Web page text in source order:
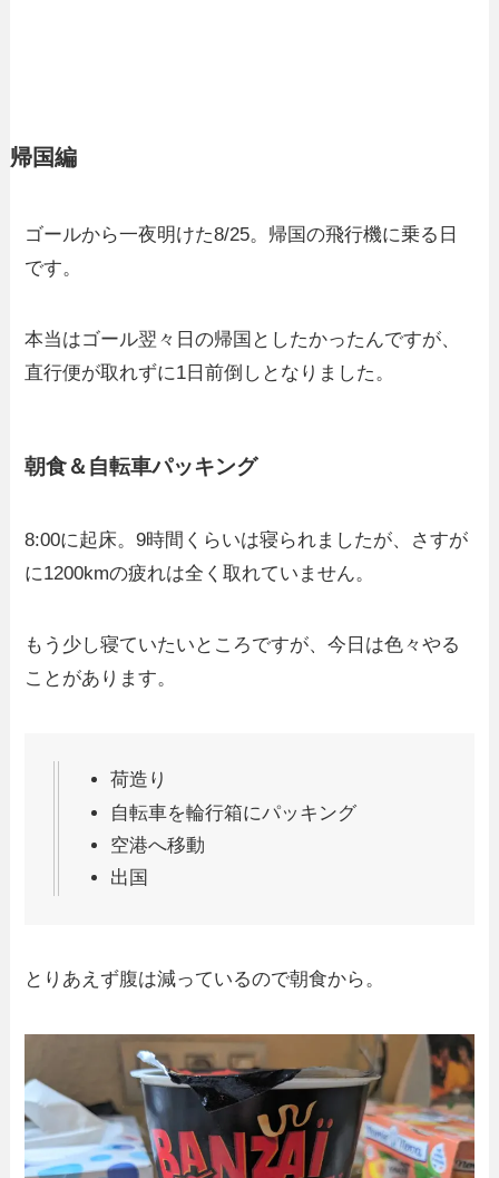
帰国編
ゴールから一夜明けた8/25。帰国の飛行機に乗る日
です。
本当はゴール翌々日の帰国としたかったんですが、
直行便が取れずに1日前倒しとなりました。
朝食＆自転車パッキング
8:00に起床。9時間くらいは寝られましたが、さすが
に1200kmの疲れは全く取れていません。
もう少し寝ていたいところですが、今日は色々やる
ことがあります。
荷造り
自転車を輪行箱にパッキング
空港へ移動
出国
とりあえず腹は減っているので朝食から。